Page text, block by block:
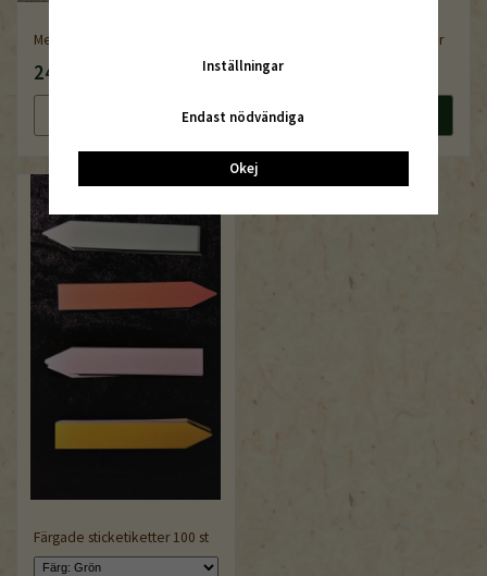
Mellan såask för bredsådd
24 kr
Köp nu
Vermikulit fin, 1-3 mm, 5liter
99 kr
Läs mer
Färgade sticketiketter 100 st
Inställningar
Endast nödvändiga
Okej